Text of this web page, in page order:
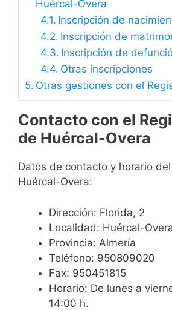
Huércal-Overa
Inscripción de
Inscripción de
Inscripción de
Otras inscripciones
Otras gestiones con el
Contacto con el
de Huércal-Overa
Datos de contacto y horario
Huércal-Overa:
Dirección: Florida, 2
Localidad: Huércal-
Provincia: Almería
Teléfono: 950809020
Fax: 950451815
Horario: De lunes a
14:00 h.